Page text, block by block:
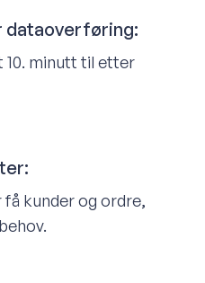
dataoverføring:
10. minutt til etter
få kunder og ordre,